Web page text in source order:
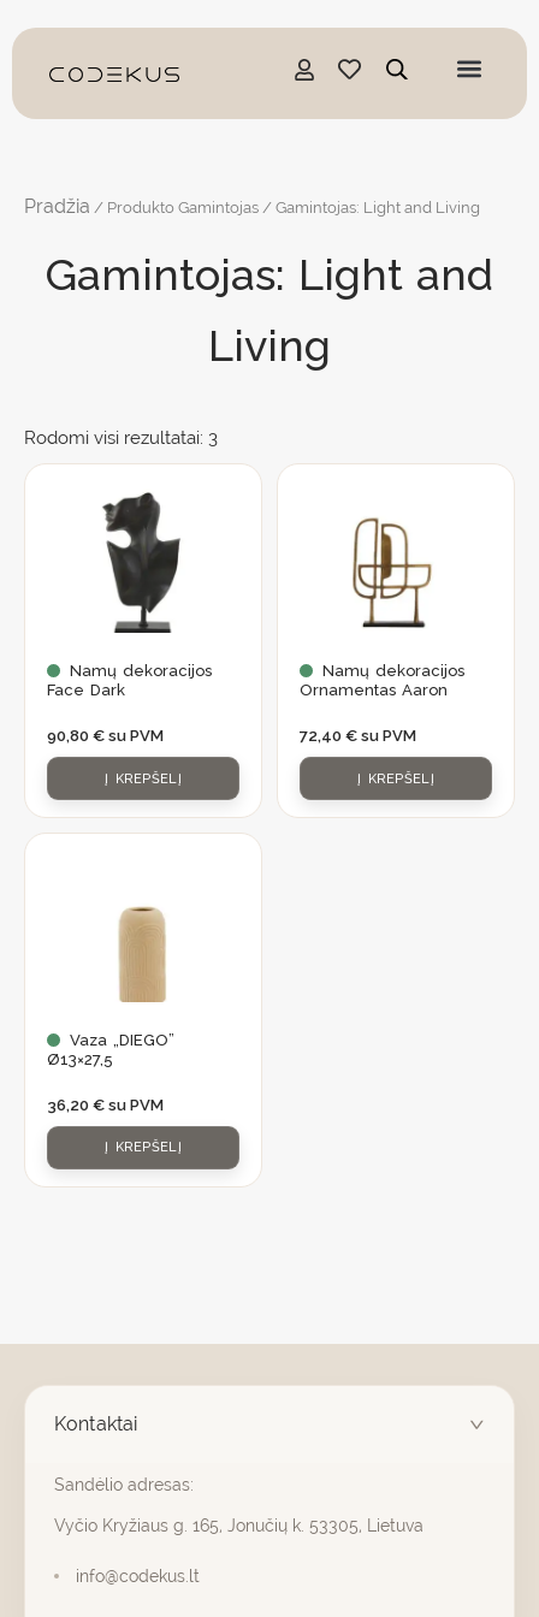
prie
turinio
Pradžia / Produkto Gamintojas / Gamintojas: Light and Living
Gamintojas: Light and
Living
Rodomi visi rezultatai: 3
Namų dekoracijos
Face Dark
90,80 € su PVM
Į KREPŠELĮ
Namų dekoracijos
Ornamentas Aaron
72,40 € su PVM
Į KREPŠELĮ
Vaza „DIEGO”
Ø13×27,5
36,20 € su PVM
Į KREPŠELĮ
Kontaktai
Sandėlio adresas:
Vyčio Kryžiaus g. 165, Jonučių k. 53305, Lietuva
info@codekus.lt